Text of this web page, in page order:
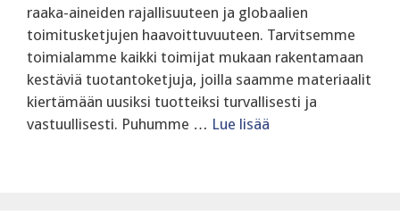
raaka-aineiden rajallisuuteen ja globaalien
toimitusketjujen haavoittuvuuteen. Tarvitsemme
toimialamme kaikki toimijat mukaan rakentamaan
kestäviä tuotantoketjuja, joilla saamme materiaalit
kiertämään uusiksi tuotteiksi turvallisesti ja
vastuullisesti. ‍Puhumme … Lue lisää